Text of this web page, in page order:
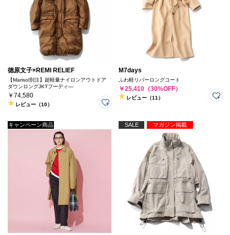
徳原文子×REMI RELIEF
【Marisol別注】超軽量ナイロンアウトドア
ダウンロングJKTフーディ―
￥74,580
レビュー（10）
M7days
ふわ軽リバーロングコート
￥25,410（30%OFF）
レビュー（11）
キャンペーン商品 SALE マガジン掲載